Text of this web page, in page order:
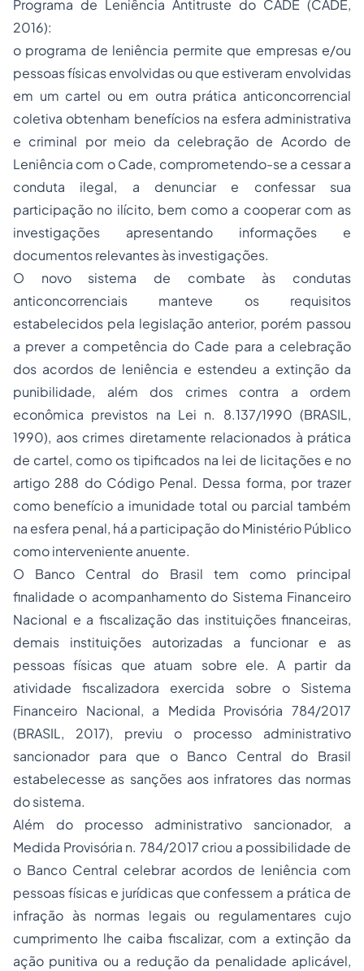
Programa de Leniência Antitruste do CADE (CADE,
2016):
o programa de leniência permite que empresas e/ou
pessoas físicas envolvidas ou que estiveram envolvidas
em um cartel ou em outra prática anticoncorrencial
coletiva obtenham benefícios na esfera administrativa
e criminal por meio da celebração de Acordo de
Leniência com o Cade, comprometendo-se a cessar a
conduta ilegal, a denunciar e confessar sua
participação no ilícito, bem como a cooperar com as
investigações apresentando informações e
documentos relevantes às investigações.
O novo sistema de combate às condutas
anticoncorrenciais manteve os requisitos
estabelecidos pela legislação anterior, porém passou
a prever a competência do Cade para a celebração
dos acordos de leniência e estendeu a extinção da
punibilidade, além dos crimes contra a ordem
econômica previstos na Lei n. 8.137/1990 (BRASIL,
1990), aos crimes diretamente relacionados à prática
de cartel, como os tipificados na lei de licitações e no
artigo 288 do Código Penal. Dessa forma, por trazer
como benefício a imunidade total ou parcial também
na esfera penal, há a participação do Ministério Público
como interveniente anuente.
O Banco Central do Brasil tem como principal
finalidade o acompanhamento do Sistema Financeiro
Nacional e a fiscalização das instituições financeiras,
demais instituições autorizadas a funcionar e as
pessoas físicas que atuam sobre ele. A partir da
atividade fiscalizadora exercida sobre o Sistema
Financeiro Nacional, a Medida Provisória 784/2017
(BRASIL, 2017), previu o processo administrativo
sancionador para que o Banco Central do Brasil
estabelecesse as sanções aos infratores das normas
do sistema.
Além do processo administrativo sancionador, a
Medida Provisória n. 784/2017 criou a possibilidade de
o Banco Central celebrar acordos de leniência com
pessoas físicas e jurídicas que confessem a prática de
infração às normas legais ou regulamentares cujo
cumprimento lhe caiba fiscalizar, com a extinção da
ação punitiva ou a redução da penalidade aplicável,